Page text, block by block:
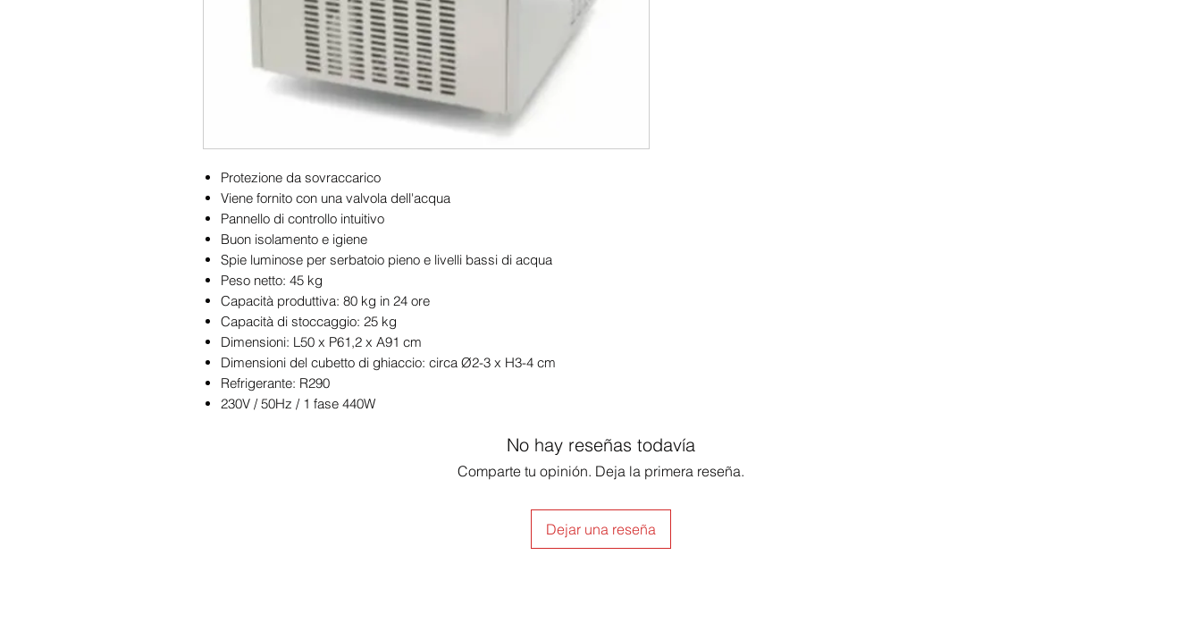
Protezione da sovraccarico
Viene fornito con una valvola dell'acqua
Pannello di controllo intuitivo
Buon isolamento e igiene
Spie luminose per serbatoio pieno e livelli bassi di acqua
Peso netto: 45 kg
Capacità produttiva: 80 kg in 24 ore
Capacità di stoccaggio: 25 kg
Dimensioni: L50 x P61,2 x A91 cm
Dimensioni del cubetto di ghiaccio: circa Ø2-3 x H3-4 cm
Refrigerante: R290
230V / 50Hz / 1 fase 440W
No hay reseñas todavía
Comparte tu opinión. Deja la primera reseña.
Dejar una reseña